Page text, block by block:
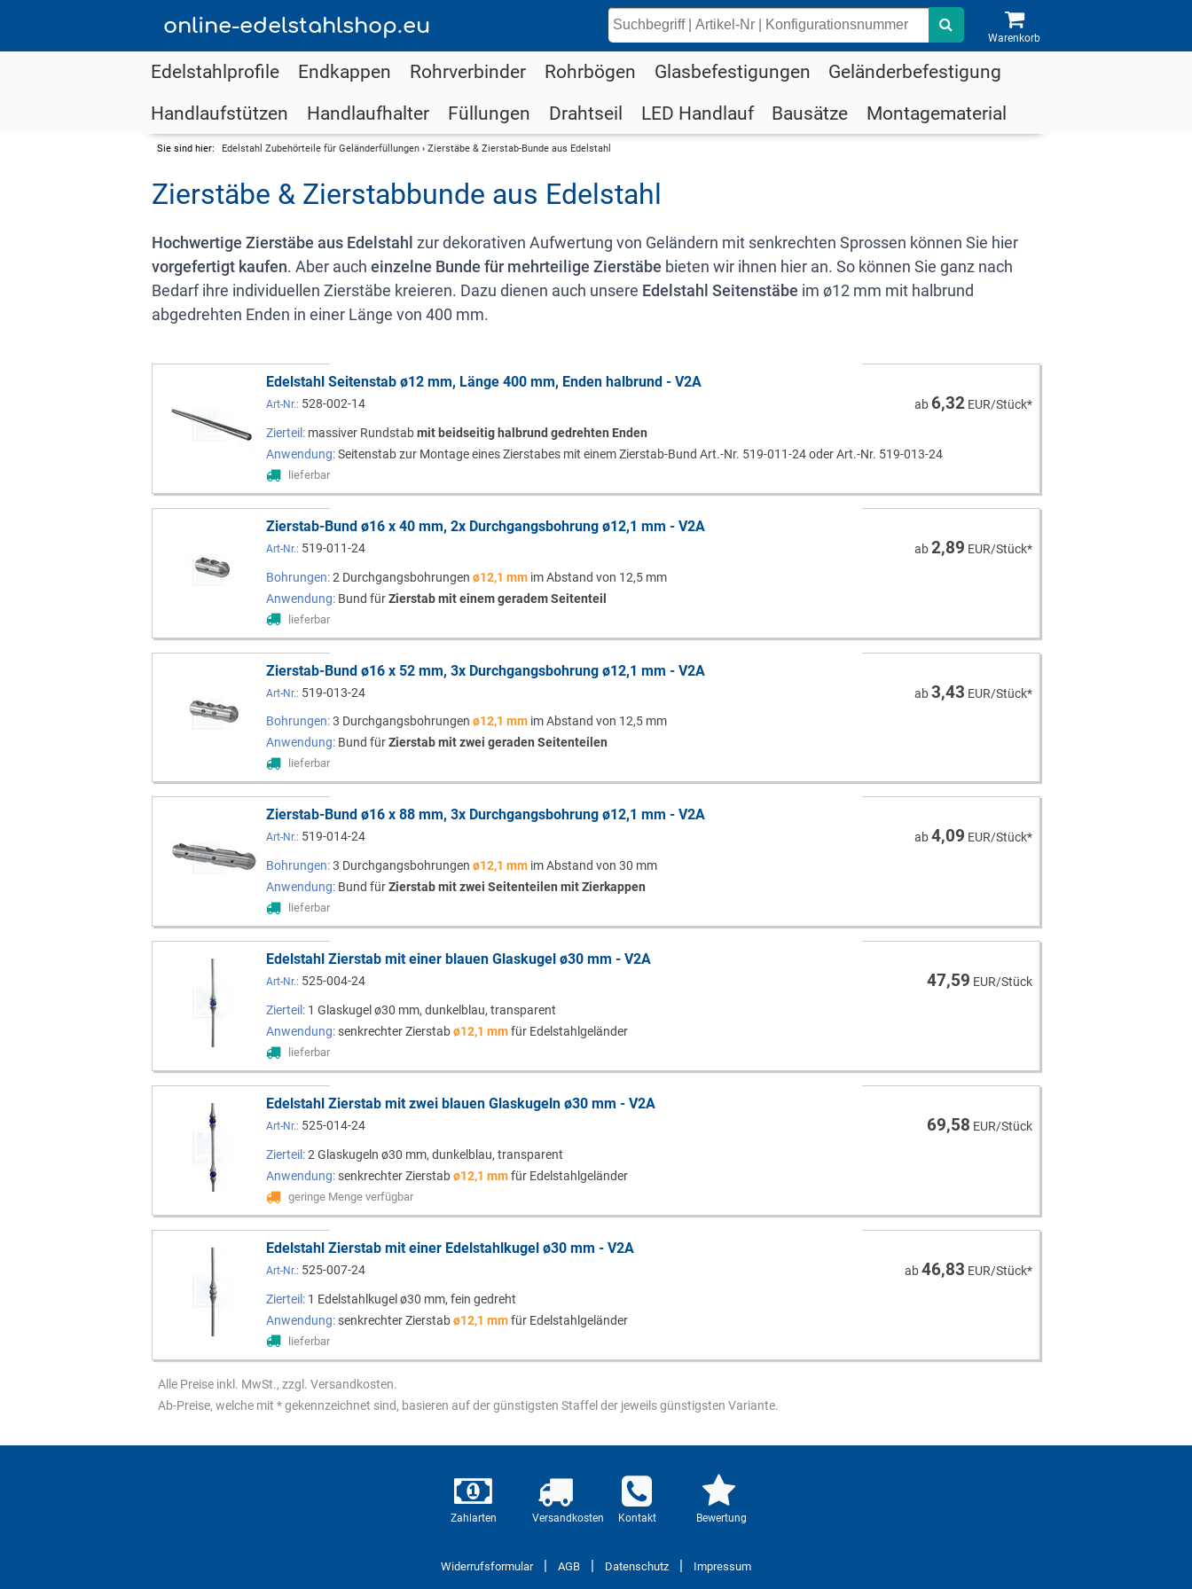
online-edelstahlshop.eu Warenkorb
Edelstahlprofile Endkappen Rohrverbinder Rohrbögen Glasbefestigungen
Geländerbefestigung
Handlaufstützen
Handlaufhalter Füllungen Drahtseil LED Handlauf Bausätze Montagematerial
Sie sind hier: Edelstahl Zubehörteile für Geländerfüllungen› Zierstäbe & Zierstab-Bunde aus Edelstahl
Zierstäbe & Zierstabbunde aus Edelstahl
Hochwertige Zierstäbe aus Edelstahl zur dekorativen Aufwertung von Geländern mit senkrechten Sprossen können Sie hier
vorgefertigt kaufen. Aber aucheinzelne Bunde für mehrteilige Zierstäbe bieten wir ihnen hier an. So können Sie ganz nach
Bedarf ihre individuellen Zierstäbe kreieren. Dazu dienen auch unsere Edelstahl Seitenstäbe im ø12 mm mit halbrund
abgedrehten Enden in einer Länge von 400 mm.
Edelstahl Seitenstab ø12 mm, Länge 400 mm, Enden halbrund - V2A
Art-Nr.: 528-002-14 ab 6,32EUR/Stück*
Zierteil: massiver Rundstabmit beidseitig halbrund gedrehten Enden
Anwendung:Seitenstab zur Montage eines Zierstabes mit einem Zierstab-Bund Art.-Nr. 519-011-24 oder Art.-Nr. 519-013-24
lieferbar
Zierstab-Bund ø16 x 40 mm, 2x Durchgangsbohrung ø12,1 mm - V2A
Art-Nr.: 519-011-24 ab2,89 EUR/Stück*
Bohrungen:2 Durchgangsbohrungenø12,1 mm im Abstand von 12,5 mm
Anwendung: Bund fürZierstab mit einem geradem Seitenteil
lieferbar
Zierstab-Bund ø16 x 52 mm, 3x Durchgangsbohrung ø12,1 mm - V2A
Art-Nr.: 519-013-24 ab3,43 EUR/Stück*
Bohrungen:3 Durchgangsbohrungenø12,1 mm im Abstand von 12,5 mm
Anwendung: Bund fürZierstab mit zwei geraden Seitenteilen
lieferbar
Zierstab-Bund ø16 x 88 mm, 3x Durchgangsbohrung ø12,1 mm - V2A
Art-Nr.: 519-014-24 ab4,09 EUR/Stück*
Bohrungen:3 Durchgangsbohrungenø12,1 mm im Abstand von 30 mm
Anwendung: Bund fürZierstab mit zwei Seitenteilen mit Zierkappen
lieferbar
Edelstahl Zierstab mit einer blauen Glaskugel ø30 mm - V2A
Art-Nr.: 525-004-24 47,59 EUR/Stück
Zierteil: 1 Glaskugel ø30 mm, dunkelblau, transparent
Anwendung:senkrechter Zierstabø12,1 mmfür Edelstahlgeländer
lieferbar
Edelstahl Zierstab mit zwei blauen Glaskugeln ø30 mm - V2A
Art-Nr.: 525-014-24 69,58 EUR/Stück
Zierteil:2 Glaskugeln ø30 mm, dunkelblau, transparent
Anwendung:senkrechter Zierstabø12,1 mmfür Edelstahlgeländer
geringe Menge verfügbar
Edelstahl Zierstab mit einer Edelstahlkugel ø30 mm - V2A
Art-Nr.: 525-007-24 ab46,83 EUR/Stück*
Zierteil: 1 Edelstahlkugel ø30 mm, fein gedreht
Anwendung:senkrechter Zierstabø12,1 mmfür Edelstahlgeländer
lieferbar
Alle Preise inkl. MwSt., zzgl. Versandkosten.
Ab-Preise, welche mit * gekennzeichnet sind, basieren auf der günstigsten Staffel der jeweils günstigsten Variante.
Zahlarten Versandkosten Kontakt Bewertung
Widerrufsformular | AGB | Datenschutz | Impressum